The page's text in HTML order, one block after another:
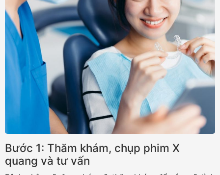
Bước 1: Thăm khám, chụp phim X
quang và tư vấn